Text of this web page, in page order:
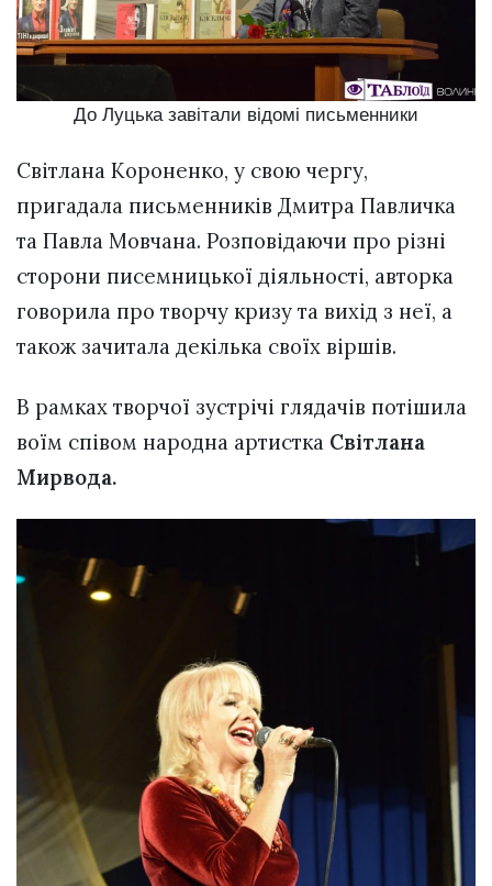
До Луцька завітали відомі письменники
Світлана Короненко, у свою чергу,
пригадала письменників Дмитра Павличка
та Павла Мовчана. Розповідаючи про різні
сторони писемницької діяльності, авторка
говорила про творчу кризу та вихід з неї, а
також зачитала декілька своїх віршів.
В рамках творчої зустрічі глядачів потішила
воїм співом народна артистка Світлана
Мирвода.